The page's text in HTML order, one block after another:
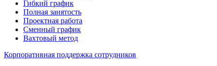
Гибкий график
Полная занятость
Проектная работа
Сменный график
Вахтовый метод
Корпоративная поддержка сотрудников